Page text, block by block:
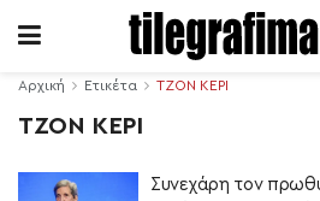
Αρχική Ετικέτα ΤΖΟΝ ΚΕΡΙ
ΤΖΟΝ ΚΕΡΙ
Συνεχάρη τον